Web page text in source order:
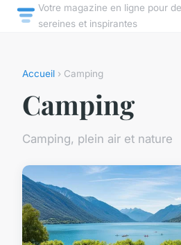
Votre magazine en ligne pour
sereines et inspirantes
Accueil › Camping
Camping
Camping, plein air et nature